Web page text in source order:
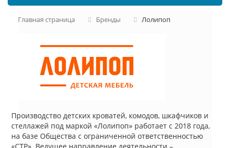
Главная страница Бренды Лолипоп
Производство детских кроватей, комодов, шкафчиков и
стеллажей под маркой «Лолипоп» работает с 2018 года,
на базе Общества с ограниченной ответственностью